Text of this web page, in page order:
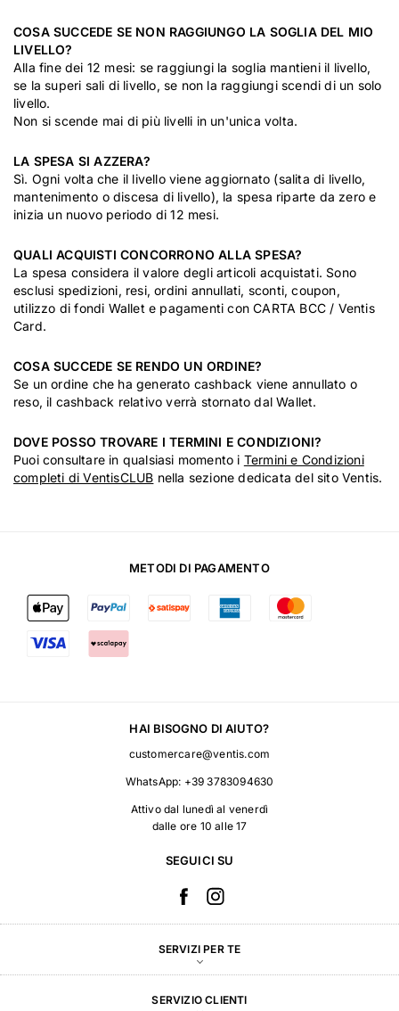
COSA SUCCEDE SE NON RAGGIUNGO LA SOGLIA DEL MIO
LIVELLO?
Alla fine dei 12 mesi: se raggiungi la soglia mantieni il livello,
se la superi sali di livello, se non la raggiungi scendi di un solo
livello.
Non si scende mai di più livelli in un'unica volta.
LA SPESA SI AZZERA?
Sì. Ogni volta che il livello viene aggiornato (salita di livello,
mantenimento o discesa di livello), la spesa riparte da zero e
inizia un nuovo periodo di 12 mesi.
QUALI ACQUISTI CONCORRONO ALLA SPESA?
La spesa considera il valore degli articoli acquistati. Sono
esclusi spedizioni, resi, ordini annullati, sconti, coupon,
utilizzo di fondi Wallet e pagamenti con CARTA BCC / Ventis
Card.
COSA SUCCEDE SE RENDO UN ORDINE?
Se un ordine che ha generato cashback viene annullato o
reso, il cashback relativo verrà stornato dal Wallet.
DOVE POSSO TROVARE I TERMINI E CONDIZIONI?
Puoi consultare in qualsiasi momento i Termini e Condizioni
completi di VentisCLUB nella sezione dedicata del sito Ventis.
METODI DI PAGAMENTO
HAI BISOGNO DI AIUTO?
customercare@ventis.com
WhatsApp: +39 3783094630
Attivo dal lunedì al venerdì
dalle ore 10 alle 17
SEGUICI SU
SERVIZI PER TE
SERVIZIO CLIENTI